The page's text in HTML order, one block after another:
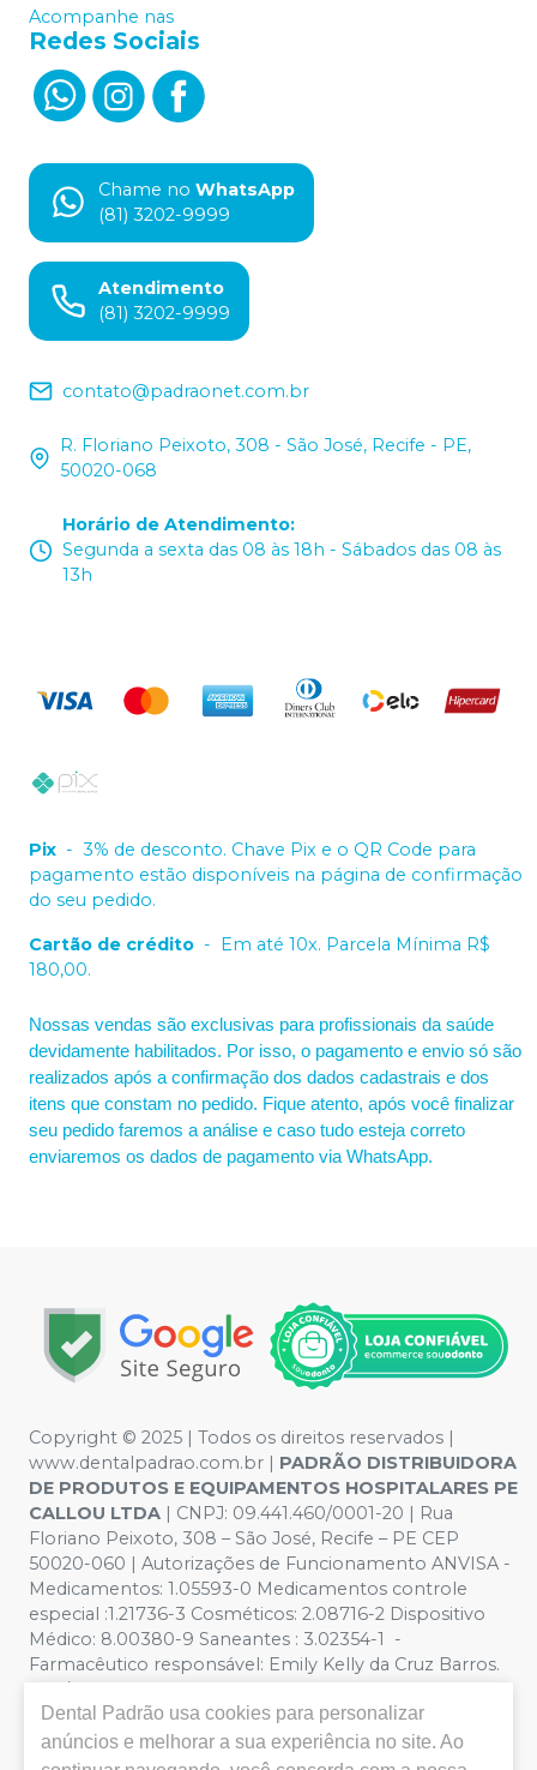
Acompanhe nas
Redes Sociais
Chame no WhatsApp
(81) 3202-9999
Atendimento
(81) 3202-9999
contato@padraonet.com.br
R. Floriano Peixoto, 308 - São José, Recife - PE,
50020-068
Horário de Atendimento:
Segunda a sexta das 08 às 18h - Sábados das 08 às
13h
Pix - 3% de desconto. Chave Pix e o QR Code para
pagamento estão disponíveis na página de confirmação
do seu pedido.
Cartão de crédito - Em até 10x. Parcela Mínima R$
180,00.
Nossas vendas são exclusivas para profissionais da saúde
devidamente habilitados. Por isso, o pagamento e envio só são
realizados após a confirmação dos dados cadastrais e dos
itens que constam no pedido. Fique atento, após você finalizar
seu pedido faremos a análise e caso tudo esteja correto
enviaremos os dados de pagamento via WhatsApp.
Copyright © 2025 | Todos os direitos reservados |
www.dentalpadrao.com.br | PADRÃO DISTRIBUIDORA
DE PRODUTOS E EQUIPAMENTOS HOSPITALARES PE
CALLOU LTDA | CNPJ: 09.441.460/0001-20 | Rua
Floriano Peixoto, 308 – São José, Recife – PE CEP
50020-060 | Autorizações de Funcionamento ANVISA -
Medicamentos: 1.05593-0 Medicamentos controle
especial :1.21736-3 Cosméticos: 2.08716-2 Dispositivo
Médico: 8.00380-9 Saneantes : 3.02354-1 -
Farmacêutico responsável: Emily Kelly da Cruz Barros.
CRF/PE nº 10109 | Política de Privacidade e Segurança -
Fotos meramente ilustrativas - Os preços e condições
da loja virtual estão sujeitos a alterações. Em caso de
divergência de preços no site, o valor válido é o do
Dental Padrão usa cookies para personalizar
anúncios e melhorar a sua experiência no site. Ao